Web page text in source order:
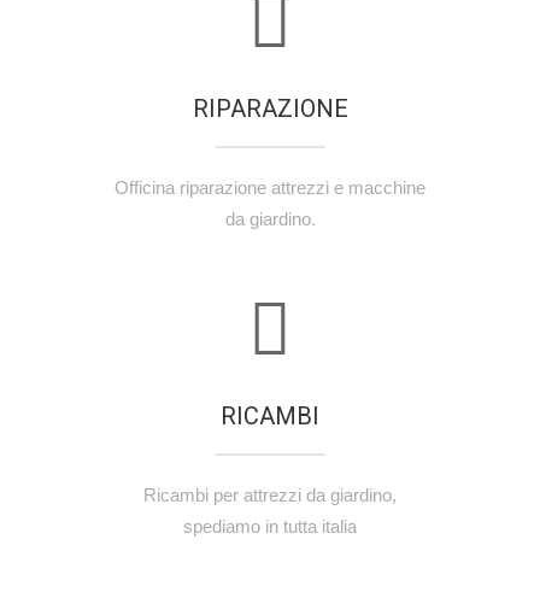
RIPARAZIONE
Officina riparazione attrezzi e macchine
da giardino.
RICAMBI
Ricambi per attrezzi da giardino,
spediamo in tutta italia